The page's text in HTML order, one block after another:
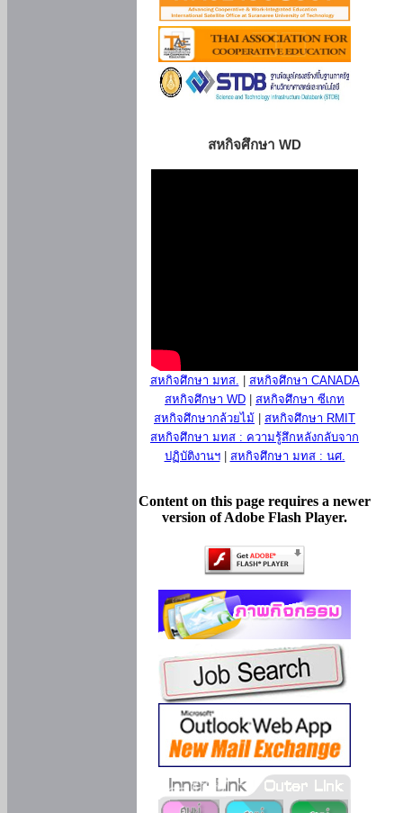
สหกิจศึกษา WD
สหกิจศึกษา มทส.
สหกิจศึกษา CANADA
สหกิจศึกษา WD
สหกิจศึกษา ซีเกท
สหกิจศึกษากล้วยไม้
สหกิจศึกษา RMIT
สหกิจศึกษา มทส : ความรู้สึกหลังกลับจาก
ปฏิบัติงานฯ| สหกิจศึกษา มทส : นศ.
Content on this page requires a newer
version of Adobe Flash Player.